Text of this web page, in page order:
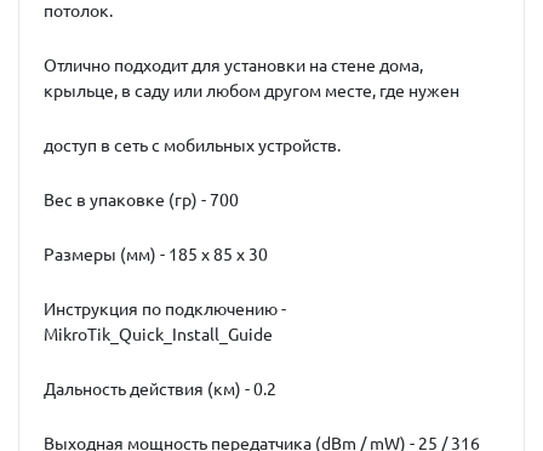
потолок.
Отлично подходит для установки на стене дома,
крыльце, в саду или любом другом месте, где нужен
доступ в сеть с мобильных устройств.
Вес в упаковке (гр) - 700
Размеры (мм) - 185 x 85 x 30
Инструкция по подключению -
MikroTik_Quick_Install_Guide
Дальность действия (км) - 0.2
Выходная мощность передатчика (dBm / mW) - 25 / 316